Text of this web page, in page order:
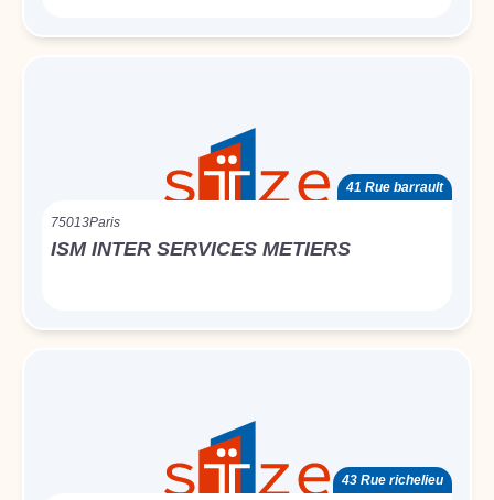
41 Rue barrault
75013Paris
ISM INTER SERVICES METIERS
43 Rue richelieu